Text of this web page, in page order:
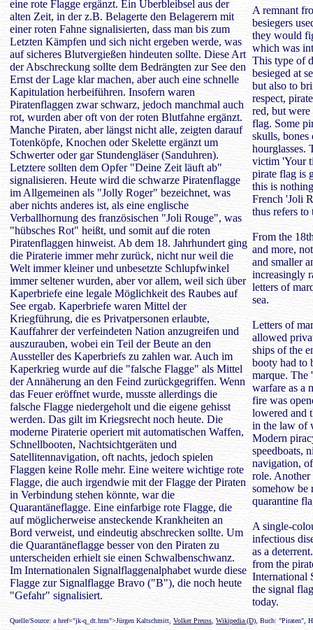
eine rote Flagge ergänzt. Ein Überbleibsel aus der
alten Zeit, in der z.B. Belagerte den Belagerern mit
einer roten Fahne signalisierten, dass man bis zum
Letzten Kämpfen und sich nicht ergeben werde, was
auf sicheres Blutvergießen hindeuten sollte. Diese Art
der Abschreckung sollte dem Bedrängten zur See den
Ernst der Lage klar machen, aber auch eine schnelle
Kapitulation herbeiführen. Insofern waren
Piratenflaggen zwar schwarz, jedoch manchmal auch
rot, wurden aber oft von der roten Blutfahne ergänzt.
Manche Piraten, aber längst nicht alle, zeigten darauf
Totenköpfe, Knochen oder Skelette ergänzt um
Schwerter oder gar Stundengläser (Sanduhren).
Letztere sollten dem Opfer "Deine Zeit läuft ab"
signalisieren. Heute wird die schwarze Piratenflagge
im Allgemeinen als "Jolly Roger" bezeichnet, was
aber nichts anderes ist, als eine englische
Verballhornung des französischen "Joli Rouge", was
"hübsches Rot" heißt, und somit auf die roten
Piratenflaggen hinweist. Ab dem 18. Jahrhundert ging
die Piraterie immer mehr zurück, nicht nur weil die
Welt immer kleiner und unbesetzte Schlupfwinkel
immer seltener wurden, aber vor allem, weil sich über
Kaperbriefe eine legale Möglichkeit des Raubes auf
See ergab. Kaperbriefe waren Mittel der
Kriegführung, die es Privatpersonen erlaubte,
Kauffahrer der verfeindeten Nation anzugreifen und
auszurauben, wobei ein Teil der Beute an den
Aussteller des Kaperbriefs zu zahlen war. Auch im
Kaperkrieg wurde auf die "falsche Flagge" als Mittel
der Annäherung an den Feind zurückgegriffen. Wenn
das Feuer eröffnet wurde, musste allerdings die
falsche Flagge niedergeholt und die eigene gehisst
werden. Das gilt im Kriegsrecht noch heute. Die
moderne Piraterie operiert mit automatischen Waffen,
Schnellbooten, Nachtsichtgeräten und
Satellitennavigation, oft nachts, jedoch spielen
Flaggen keine Rolle mehr. Eine weitere wichtige rote
Flagge, die auch irgendwie mit der Flagge der Piraten
in Verbindung stehen könnte, war die
Quarantäneflagge. Eine einfarbige rote Flagge, die
auf möglicherweise ansteckende Krankheiten an
Bord verweist, und eindeutig abschrecken sollte. Um
die Quarantäneflagge besser von den Piraten zu
unterscheiden erhielt sie einen Schwalbenschwanz.
Im Internationalen Signalflaggenalphabet wurde diese
Flagge zur Signalflagge Bravo ("B"), die noch heute
"Gefahr" signalisiert.
A remnant
besiegers
they would
which was
This type of
besieged at
but also to
respect,
red, but
flag. Some
skulls, bones
hourglasses.
victim 'Your
pirate flag is
this is
French 'Joli
thus refers to
From the
and more,
and smaller
increasingly
letters of
sea.
Letters of
allowed
ships of the
booty had to
marque. The
warfare as a
fire was
lowered and
in the law of
Modern
speedboats,
navigation,
role.
somehow be
quarantine
A single-
infectious
as a
from the
International
the signal
today.
Quelle/Source: a href="jk-q_dt.htm">Jürgen Kaltschmitt, Volker Preuss Wikipedia (D) , Buch: "Piraten",